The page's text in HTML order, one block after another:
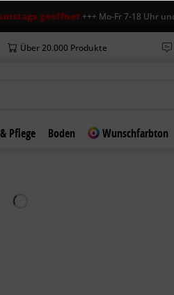
geöffnet+++ Mo-Fr 7-18 Uhr und Sa
Über 20.000 Produkte
Pflege Boden Wunschfarbton